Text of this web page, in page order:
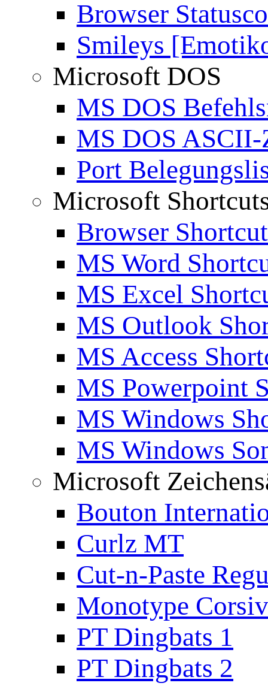
Browser
Smileys
Microsoft DOS
MS DOS
MS DOS ASCII-
Port
Microsoft
Browser
MS Word
MS Excel
MS Outlook
MS Access
MS Powerpoint
MS Windows
MS Windows
Microsoft
Bouton
Curlz MT
Cut-n-Paste
Monotype
PT Dingbats 1
PT Dingbats 2